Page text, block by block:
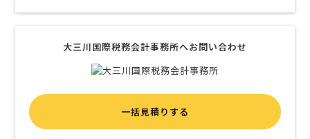
大三川国際税務会計事務所へお問い合わせ
一括見積りする